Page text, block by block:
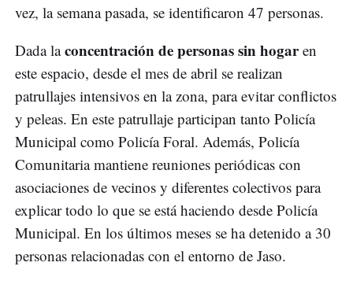
vez, la semana pasada, se identificaron 47 personas.
Dada laconcentración de personas sin hogaren
este espacio, desde el mes de abril se realizan
patrullajes intensivos en la zona, para evitar conflictos
y peleas. En este patrullaje participan tanto Policía
Municipal como Policía Foral. Además, Policía
Comunitaria mantiene reuniones periódicas con
asociaciones de vecinos y diferentes colectivos para
explicar todo lo que se está haciendo desde Policía
Municipal. En los últimos meses se ha detenido a 30
personas relacionadas con el entorno de Jaso.